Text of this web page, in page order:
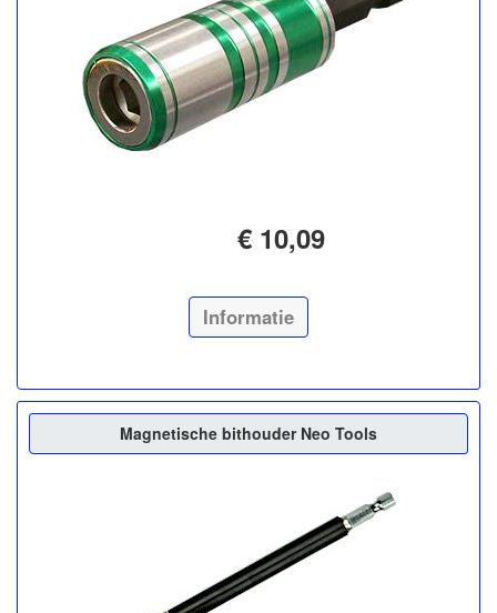
€ 10,09
Informatie
Magnetische bithouder Neo Tools